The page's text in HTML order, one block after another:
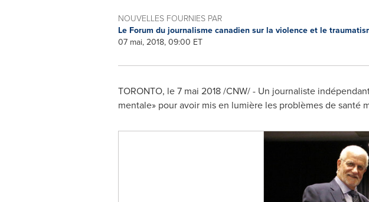
NOUVELLES FOURNIES PAR
Le Forum du journalisme canadien sur la violence et le
07 mai, 2018, 09:00 ET
TORONTO, le 7 mai 2018 /CNW/ - Un journaliste
mentale» pour avoir mis en lumière les problèmes de